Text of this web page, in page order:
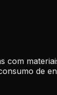
de